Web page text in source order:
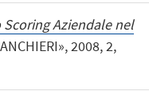
Aziendale nel
2008, 2,